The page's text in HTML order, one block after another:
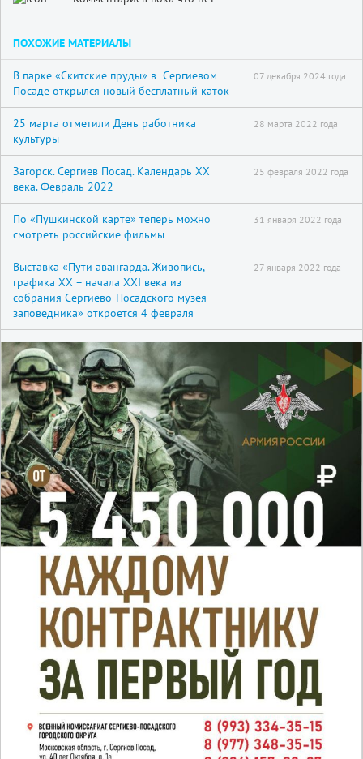
ПОХОЖИЕ МАТЕРИАЛЫ
В парке «Скитские пруды» в Сергиевом
Посаде открылся новый бесплатный каток
07 декабря 2024 года
25 марта отметили День работника
культуры
28 марта 2022 года
Загорск. Сергиев Посад. Календарь XX
века. Февраль 2022
25 февраля 2022 года
По «Пушкинской карте» теперь можно
смотреть российские фильмы
31 января 2022 года
Выставка «Пути авангарда. Живопись,
графика XX – начала XXI века из
собрания Сергиево-Посадского музея-
заповедника» откроется 4 февраля
27 января 2022 года